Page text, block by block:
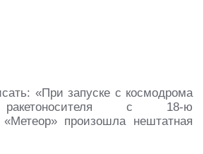
«При запуске с космодрома
ракетоносителя с 18-ю
«Метеор» произошла нештатная